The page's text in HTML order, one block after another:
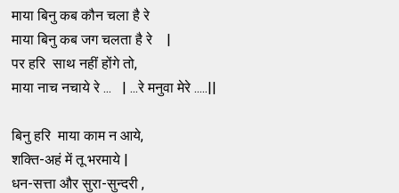
माया बिनु कब कौन चला है रे
माया बिनु कब जग चलता है रे |
पर हरि साथ नहीं होंगे तो,
माया नाच नचाये रे ... | ...रे मनुवा मेरे .....||
बिनु हरि माया काम न आये,
शक्ति-अहं में तू भरमाये |
धन-सत्ता और सुरा-सुन्दरी ,